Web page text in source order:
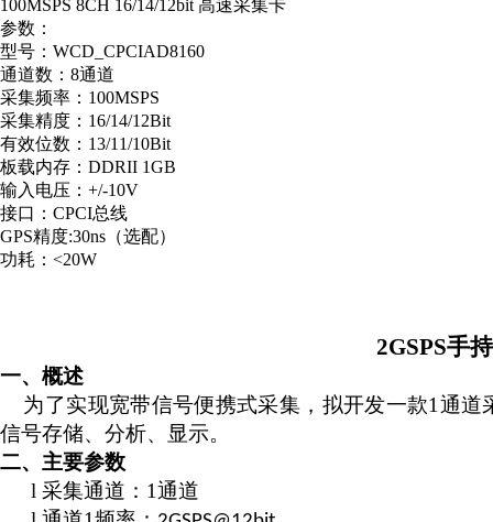
100MSPS 8CH 16/14/12bit 高速采集卡
参数：
型号：WCD_CPCIAD8160
通道数：8通道
采集频率：100MSPS
采集精度：16/14/12Bit
有效位数：13/11/10Bit
板载内存：DDRII 1GB
输入电压：+/-10V
接口：CPCI总线
GPS精度:30ns（选配）
功耗：<20W
2GSPS手
一、 概述
为了实现宽带信号便携式采集，拟开发一款1 通道
信号存储、分析、显示。
二、 主要参数
l 采集通道： 1通道